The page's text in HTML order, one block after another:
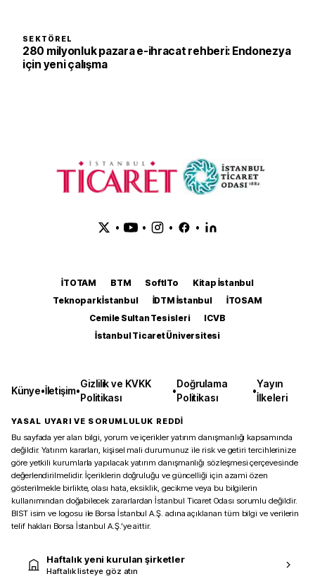
SEKTÖREL
280 milyonluk pazara e-ihracat rehberi: Endonezya
için yeni çalışma
• • • •
İTOTAM BTM SoftITo
Kitap İstanbul
Teknopark İstanbul
İDTM İstanbul
İTOSAM
Cemile Sultan Tesisleri
ICVB
İstanbul Ticaret Üniversitesi
Künye•İletişim•
Gizlilik ve KVKK
Politikası
•
Doğrulama
Politikası
•
Yayın
İlkeleri
YASAL UYARI VE SORUMLULUK REDDİ
Bu sayfada yer alan bilgi, yorum ve içerikler yatırım danışmanlığı kapsamında
değildir. Yatırım kararları, kişisel mali durumunuz ile risk ve getiri tercihlerinize
göre yetkili kurumlarla yapılacak yatırım danışmanlığı sözleşmesi çerçevesinde
değerlendirilmelidir. İçeriklerin doğruluğu ve güncelliği için azami özen
gösterilmekle birlikte, olası hata, eksiklik, gecikme veya bu bilgilerin
kullanımından doğabilecek zararlardan İstanbul Ticaret Odası sorumlu değildir.
BIST isim ve logosu ile Borsa İstanbul A.Ş. adına açıklanan tüm bilgi ve verilerin
telif hakları Borsa İstanbul A.Ş.’ye aittir.
Haftalık yeni kurulan şirketler
Haftalık listeye göz atın